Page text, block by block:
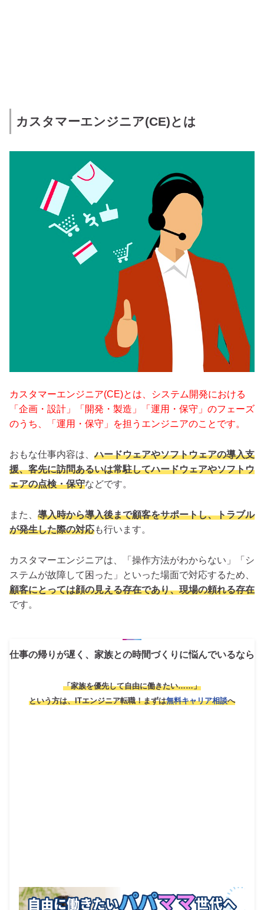
カスタマーエンジニア(CE)とは
カスタマーエンジニア(CE)とは、システム開発における
「企画・設計」「開発・製造」「運用・保守」のフェーズ
のうち、「運用・保守」を担うエンジニアのことです。
おもな仕事内容は、ハードウェアやソフトウェアの導入支
援、客先に訪問あるいは常駐してハードウェアやソフトウ
ェアの点検・保守などです。
また、 導入時から導入後まで顧客をサポートし、トラブル
が発生した際の対応も行います。
カスタマーエンジニアは、「操作方法がわからない」「シ
ステムが故障して困った」といった場面で対応するため、
顧客にとっては顔の見える存在であり、現場の頼れる存在
です。
仕事の帰りが遅く、家族との時間づくりに悩んでいるなら
「家族を優先して自由に働きたい……」
という方は、ITエンジニア転職！まずは無料キャリア相談へ